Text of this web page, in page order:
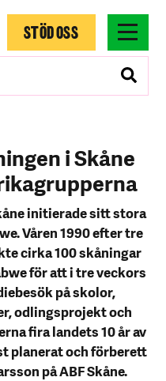
STÖD OSS
i Skåne
initierade sitt stora
Våren 1990 efter tre
cirka 100 skåningar
för att i tre veckors
på skolor,
odlingsprojekt och
fira landets 10 år av
planerat och förberett
på ABF Skåne.